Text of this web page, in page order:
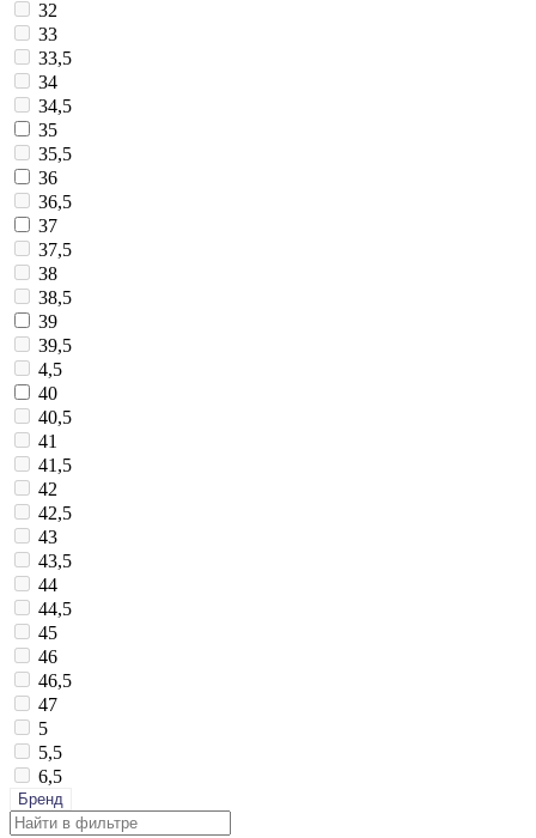
32
33
33,5
34
34,5
35
35,5
36
36,5
37
37,5
38
38,5
39
39,5
4,5
40
40,5
41
41,5
42
42,5
43
43,5
44
44,5
45
46
46,5
47
5
5,5
6,5
Бренд